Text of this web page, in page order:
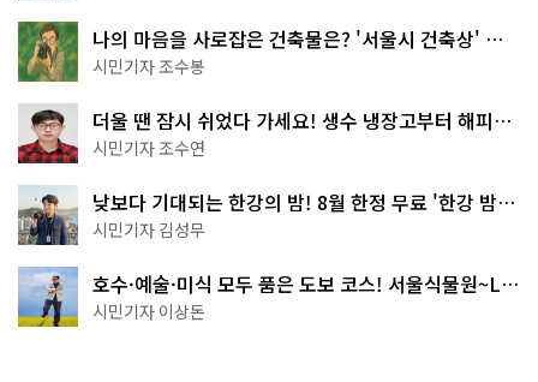
나의 마음을 사로잡은 건축물은? '서울시 건축상' 수
상작 공개!
시민기자 조수봉
더울 땐 잠시 쉬었다 가세요! 생수 냉장고부터 해피소
·무더위쉼터까지
시민기자 조수연
낮보다 기대되는 한강의 밤! 8월 한정 무료 '한강 밤
핑' 예약은?
시민기자 김성무
호수·예술·미식 모두 품은 도보 코스! 서울식물원~LG
아트센터~마곡테라스거리
시민기자 이상돈